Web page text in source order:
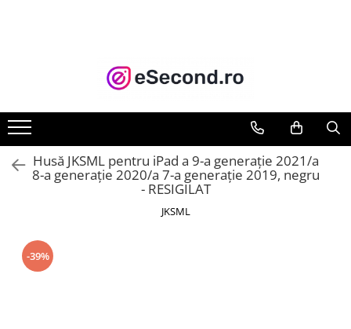
Accesorii Auto
Anvelope & Jante
Covorase auto
Echipamente pentru Atelier
Intretinere & Cosmetica auto
Reparatii si echipamente auto
Trotinete electrice
Husă JKSML pentru iPad a 9-a generație 2021/a
8-a generație 2020/a 7-a generație 2019, negru
- RESIGILAT
JKSML
-39%